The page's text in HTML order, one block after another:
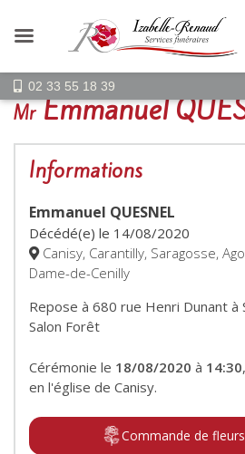
02 33 55 18 39
MrEmmanuel
Informations
Emmanuel QUESNEL
Décédé(e) le 14/08/2020
Canisy, Carantilly, Saragosse,
Dame-de-Cenilly
Repose à 680 rue Henri Dunant à
Salon Forêt
Cérémonie le 18/08/2020 à 14:30,
en l'église de Canisy.
Commande de